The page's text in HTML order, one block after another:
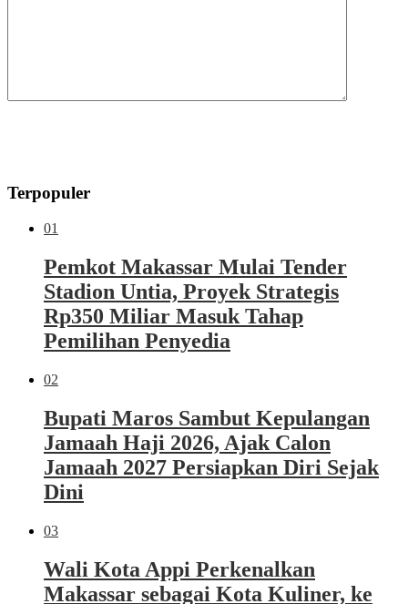
Terpopuler
01
Pemkot Makassar Mulai Tender
Stadion Untia, Proyek Strategis
Rp350 Miliar Masuk Tahap
Pemilihan Penyedia
02
Bupati Maros Sambut Kepulangan
Jamaah Haji 2026, Ajak Calon
Jamaah 2027 Persiapkan Diri Sejak
Dini
03
Wali Kota Appi Perkenalkan
Makassar sebagai Kota Kuliner, ke